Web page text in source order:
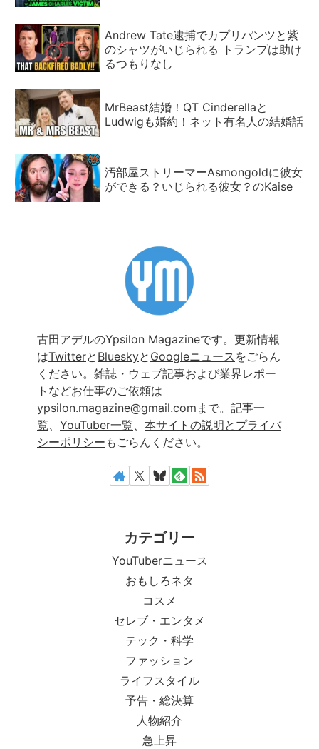
Andrew Tate逮捕でカプリパンツと紫
のシャツがいじられる トランプは助け
るつもりなし
MrBeast結婚！QT Cinderellaと
Ludwigも婚約！ネット有名人の結婚話
汚部屋ストリーマーAsmongoldに彼女
ができる？いじられる彼女？のKaise
古田アデルのYpsilon Magazineです。更新情報
はTwitterと Blueskyと Googleニュース をごらん
ください。雑誌・ウェブ記事および業界レポー
トなどお仕事のご依頼は
ypsilon.magazine@gmail.com まで。 記事一
覧、 YouTuber一覧、 本サイトの説明とプライバ
シーポリシー もごらんください。
カテゴリー
YouTuberニュース
おもしろネタ
コスメ
セレブ・エンタメ
テック・科学
ファッション
ライフスタイル
予告・総決算
人物紹介
急上昇